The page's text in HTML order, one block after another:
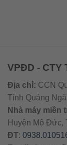
VPĐD - CTY
Địa chỉ: CCN
Tỉnh Quảng
Nhà máy miền
Huyện Mộ Đức,
ĐT: